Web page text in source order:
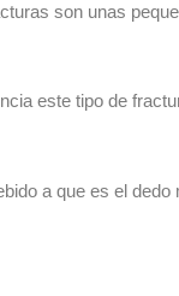
son unas
este tipo de
a que es el